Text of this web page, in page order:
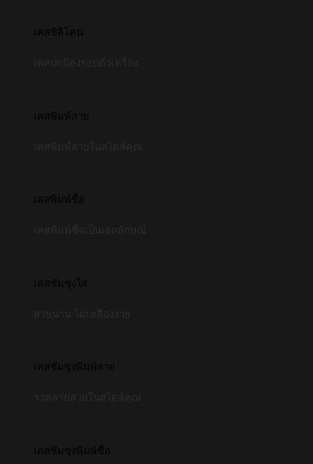
เคสซิลิโคน
เคสพิมพ์ลาย
เคสพิมพ์ชื่อ
เคสซัมซุงใส
เคสซัมซุงพิมพ์ลาย
เคสซัมซุงพิมพ์ชื่อ